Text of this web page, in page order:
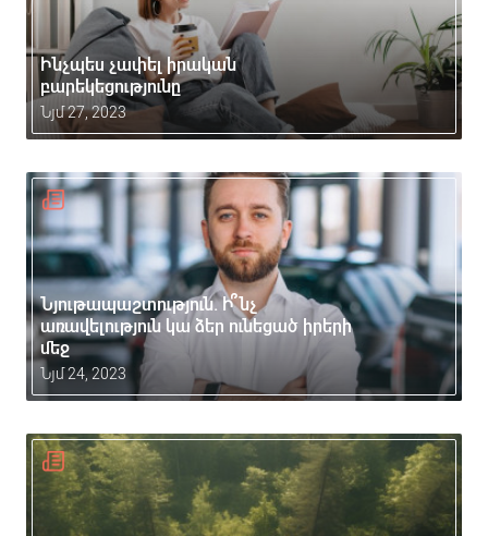
Ինչպես չափել իրական
բարեկեցությունը
Նյմ 27, 2023
Նյութապաշտություն. Ի՞նչ
առավելություն կա ձեր ունեցած իրերի
մեջ
Նյմ 24, 2023